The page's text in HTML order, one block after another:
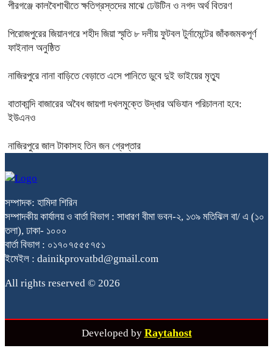
পীরগঞ্জে কালবৈশাখীতে ক্ষতিগ্রস্তদের মাঝে ঢেউটিন ও নগদ অর্থ বিতরণ
পিরোজপুরের জিয়ানগরে শহীদ জিয়া স্মৃতি ৮ দলীয় ফুটবল টুর্নামেন্টের জাঁকজমকপূর্ণ
ফাইনাল অনুষ্ঠিত
নাজিরপুরে নানা বাড়িতে বেড়াতে এসে পানিতে ডুবে দুই ভাইয়ের মৃত্যু
বাতাকান্দি বাজারের অবৈধ জায়গা দখলমুক্তে উদ্ধার অভিযান পরিচালনা হবে:
ইউএনও
নাজিরপুরে জাল টাকাসহ তিন জন গ্রেপ্তার
সম্পাদক: হামিদা শিরিন
সম্পাদকীয় কার্যালয় ও বার্তা বিভাগ : সাধারণ বীমা ভবন-২, ১৩৯ মতিঝিল বা/ এ (১০
তলা), ঢাকা- ১০০০
বার্তা বিভাগ : ০১৭০৭৫৫৫৭৫১
ইমেইল : dainikprovatbd@gmail.com
All rights reserved © 2026
Developed by Raytahost